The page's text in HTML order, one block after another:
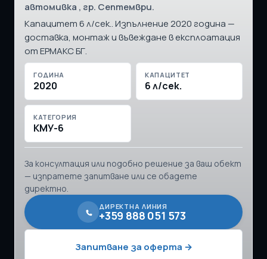
автомивка , гр. Септември.
Капацитет 6 л/сек.. Изпълнение 2020 година —
доставка, монтаж и въвеждане в експлоатация
от ЕРМАКС БГ.
ГОДИНА
2020
КАПАЦИТЕТ
6 л/сек.
КАТЕГОРИЯ
КМУ-6
За консултация или подобно решение за ваш обект
— изпратете запитване или се обадете
директно.
ДИРЕКТНА ЛИНИЯ
+359 888 051 573
Запитване за оферта →